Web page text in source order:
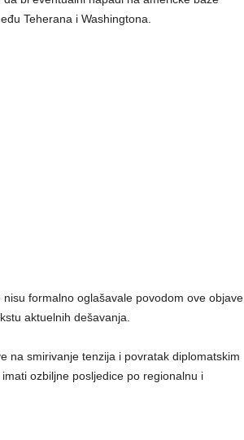
Teherana i Washingtona.
formalno oglašavale povodom ove objave,
aktuelnih dešavanja.
na smirivanje tenzija i povratak diplomatskim
ozbiljne posljedice po regionalnu i